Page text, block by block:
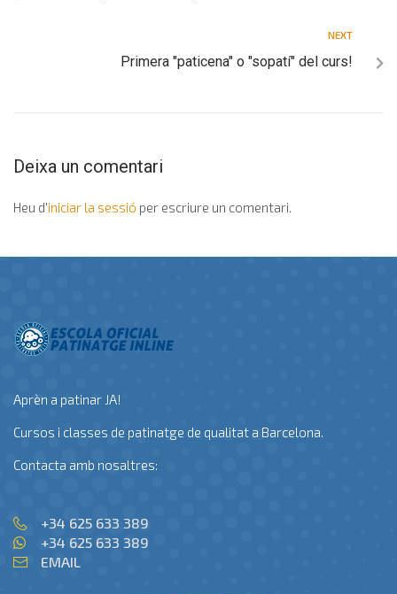
NEXT
Primera "paticena" o "sopatí" del curs!
Deixa un comentari
Heu d'iniciar la sessió per escriure un comentari.
Aprèn a patinar JA!
Cursos i classes de patinatge de qualitat a Barcelona.
Contacta amb nosaltres:
+34 625 633 389
+34 625 633 389
EMAIL